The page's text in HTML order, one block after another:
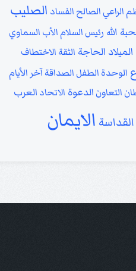
الراعي الصالح الفساد الصليب
الله رئيس السلام الأب السماوي
الميلاد الحاجة الثقة الاختطاف
الوحدة الطفل الصداقةآخر الأيام
التعاون الدعوة الاتحاد العرب
القداسة الايمان